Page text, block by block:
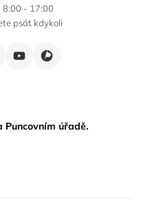
8:00 - 17:00
psát kdykoli
Puncovním úřadě.